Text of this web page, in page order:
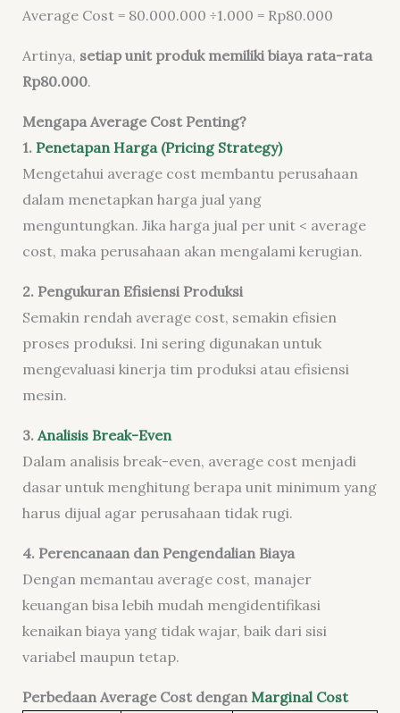
Average Cost = 80.000.000 ÷1.000 = Rp80.000
Artinya, setiap unit produk memiliki biaya rata-rata
Rp80.000.
Mengapa Average Cost Penting?
1. Penetapan Harga (Pricing Strategy)
Mengetahui average cost membantu perusahaan
dalam menetapkan harga jual yang
menguntungkan. Jika harga jual per unit < average
cost, maka perusahaan akan mengalami kerugian.
2. Pengukuran Efisiensi Produksi
Semakin rendah average cost, semakin efisien
proses produksi. Ini sering digunakan untuk
mengevaluasi kinerja tim produksi atau efisiensi
mesin.
3. Analisis Break-Even
Dalam analisis break-even, average cost menjadi
dasar untuk menghitung berapa unit minimum yang
harus dijual agar perusahaan tidak rugi.
4. Perencanaan dan Pengendalian Biaya
Dengan memantau average cost, manajer
keuangan bisa lebih mudah mengidentifikasi
kenaikan biaya yang tidak wajar, baik dari sisi
variabel maupun tetap.
Perbedaan Average Cost denganMarginal Cost